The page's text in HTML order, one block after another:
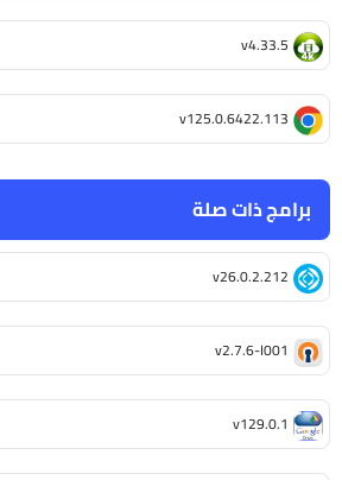
برامج ذات صلة
v26.0.2.212
v2.7.6-I001
v129.0.1
v4.33.5
v125.0.6422.113